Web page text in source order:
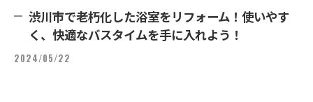
渋川市で老朽化した浴室をリフォーム！使いやす
く、快適なバスタイムを手に入れよう！
2024/05/22